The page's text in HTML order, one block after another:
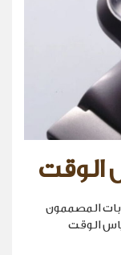
الوقت
بات المصممون
الوقت